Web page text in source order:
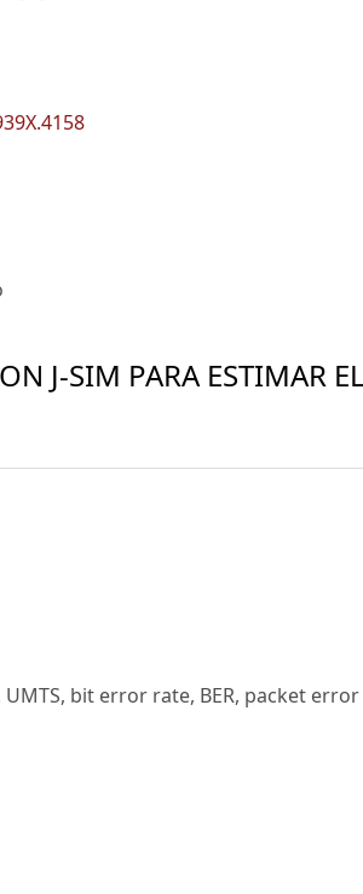
J-SIM PARA ESTIMAR EL
bit error rate, BER, packet error